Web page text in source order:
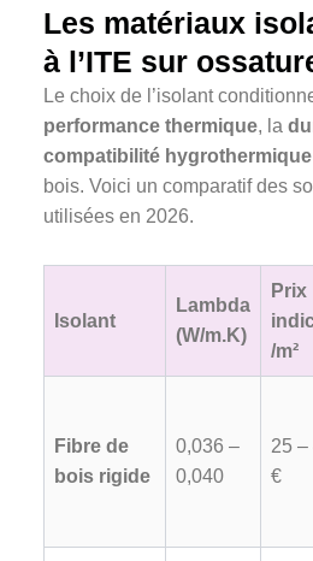
Les matériaux
à l’ITE sur
Le choix de l’isolant
performance thermique, la
compatibilité hygrothermique
bois. Voici un comparatif des
utilisées en 2026.
Isolant
Lambda
(W/m.K)
Prix
/m²
Fibre de
bois rigide
0,036 –
0,040
25 –
€